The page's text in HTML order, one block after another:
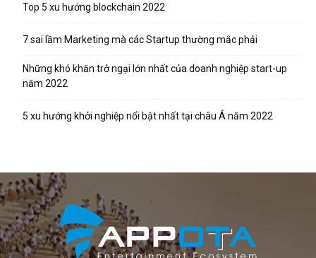
Top 5 xu hướng blockchain 2022
7 sai lầm Marketing mà các Startup thường mắc phải
Những khó khăn trở ngại lớn nhất của doanh nghiệp start-up
năm 2022
5 xu hướng khởi nghiệp nổi bật nhất tại châu Á năm 2022